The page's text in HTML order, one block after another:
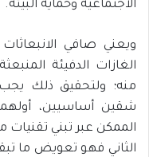
الاجتماعية وحماية البيئة.
ويعني صافي
الغازات الدفيئة
منه؛ ولتحقيق ذلك يجب
شقين أساسيين، أولهما:
الممكن عبر تبني تقنيات
الثاني فهو تعويض ما